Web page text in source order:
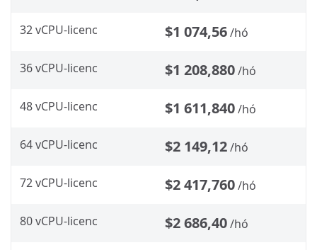
32 vCPU-licenc $1 074,56/hó
36 vCPU-licenc $1 208,880/hó
48 vCPU-licenc $1 611,840/hó
64 vCPU-licenc $2 149,12/hó
72 vCPU-licenc $2 417,760/hó
80 vCPU-licenc $2 686,40/hó